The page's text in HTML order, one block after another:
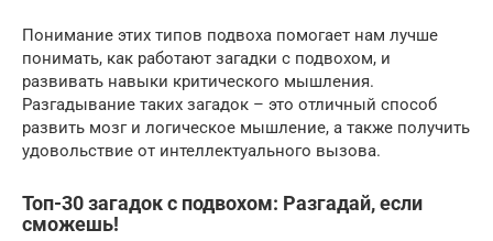
Понимание этих типов подвоха помогает нам лучше
понимать, как работают загадки с подвохом, и
развивать навыки критического мышления.
Разгадывание таких загадок – это отличный способ
развить мозг и логическое мышление, а также получить
удовольствие от интеллектуального вызова.
Топ-30 загадок с подвохом: Разгадай, если
сможешь!